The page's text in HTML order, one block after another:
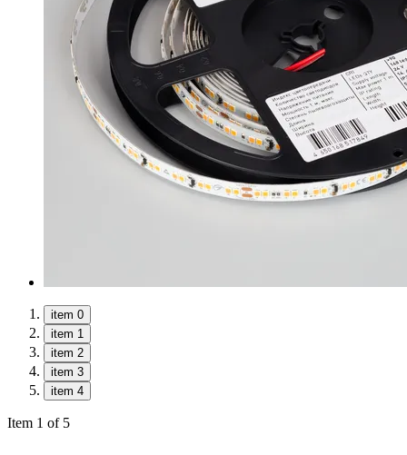
item 0
item 1
item 2
item 3
item 4
Item 1 of 5